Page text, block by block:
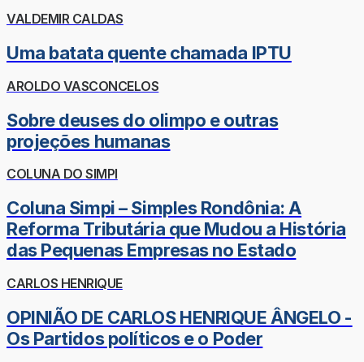
VALDEMIR CALDAS
Uma batata quente chamada IPTU
AROLDO VASCONCELOS
Sobre deuses do olimpo e outras
projeções humanas
COLUNA DO SIMPI
Coluna Simpi – Simples Rondônia: A
Reforma Tributária que Mudou a História
das Pequenas Empresas no Estado
CARLOS HENRIQUE
OPINIÃO DE CARLOS HENRIQUE ÂNGELO -
Os Partidos políticos e o Poder